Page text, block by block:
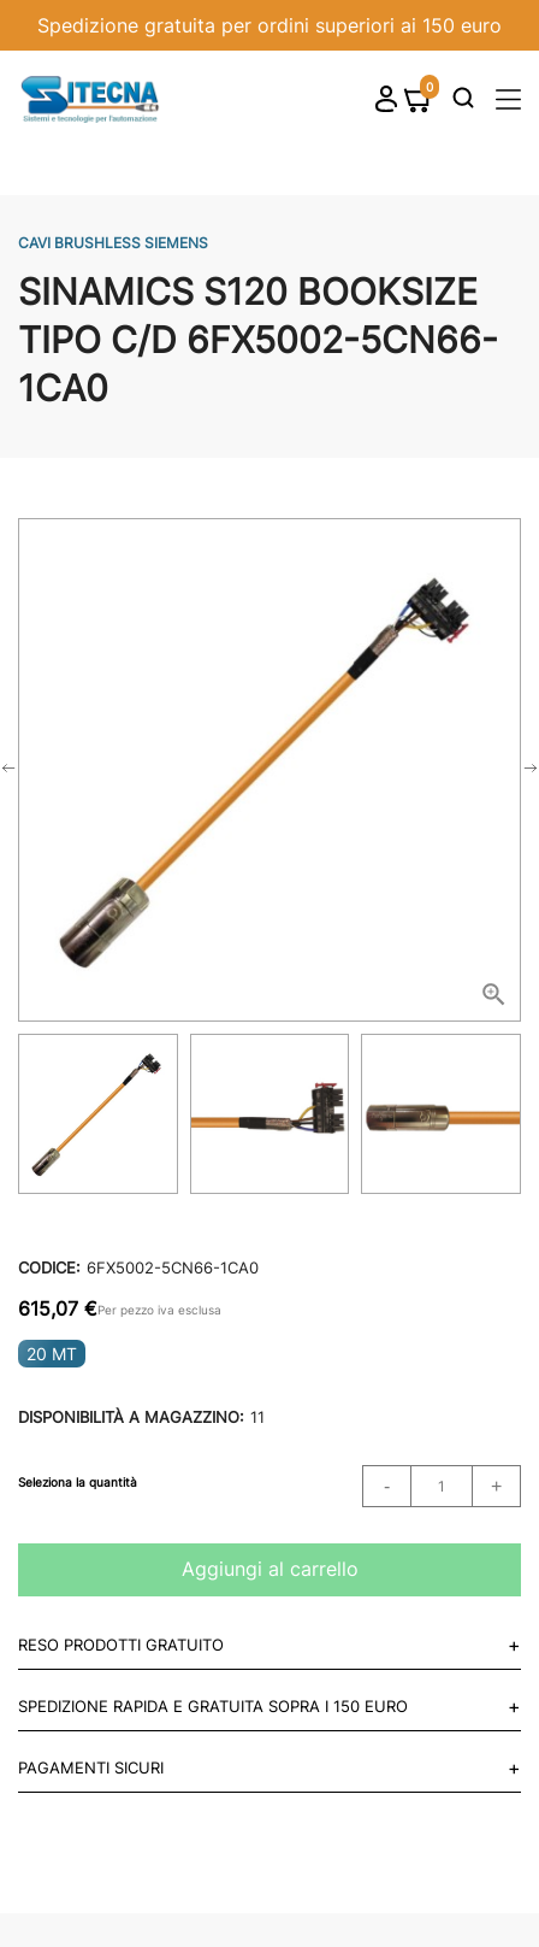
Spedizione gratuita per ordini superiori ai 150 euro
 shopping_cart0
CAVI BRUSHLESS SIEMENS
SINAMICS S120 BOOKSIZE
TIPO C/D 6FX5002-5CN66-
1CA0
CODICE: 6FX5002-5CN66-1CA0
615,07 €Per pezzo iva esclusa
20 MT
DISPONIBILITÀ A MAGAZZINO: 11
Seleziona la quantità
Aggiungi al carrello
RESO PRODOTTI GRATUITO +
Mettiti in contatto con noi
SPEDIZIONE RAPIDA E GRATUITA SOPRA I 150 EURO +
del mondo.
PAGAMENTI SICURI +